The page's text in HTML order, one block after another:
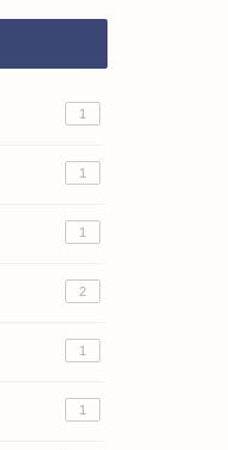
1
1
1
2
1
1